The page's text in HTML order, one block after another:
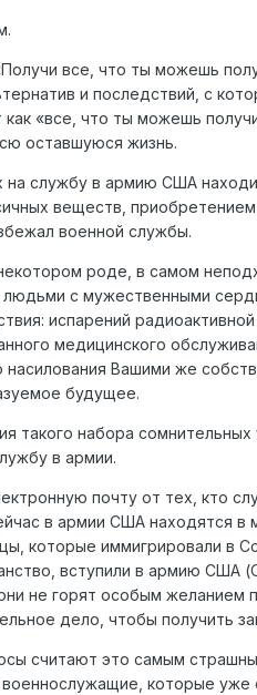
все, что ты можешь
и последствий, с
«все, что ты можешь
оставшуюся жизнь.
на службу в армию США
веществ,
военной службы.
роде, в самом
с мужественными
испарений
медицинского
Вашими же
будущее.
такого набора
в армии.
почту от тех, кто
в армии США находятся в
которые иммигрировали в
вступили в армию США
не горят особым желанием
дело, чтобы получить
считают это самым
которые уже